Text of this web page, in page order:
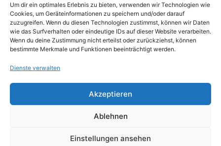
Um dir ein optimales Erlebnis zu bieten, verwenden wir Technologien wie
Cookies, um Geräteinformationen zu speichern und/oder darauf
zuzugreifen. Wenn du diesen Technologien zustimmst, können wir Daten
wie das Surfverhalten oder eindeutige IDs auf dieser Website verarbeiten.
Wenn du deine Zustimmung nicht erteilst oder zurückziehst, können
bestimmte Merkmale und Funktionen beeinträchtigt werden.
Dienste verwalten
Akzeptieren
Ablehnen
Einstellungen ansehen